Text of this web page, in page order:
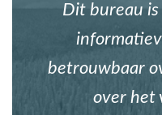
Dit bureau
betrouwbaar
over het